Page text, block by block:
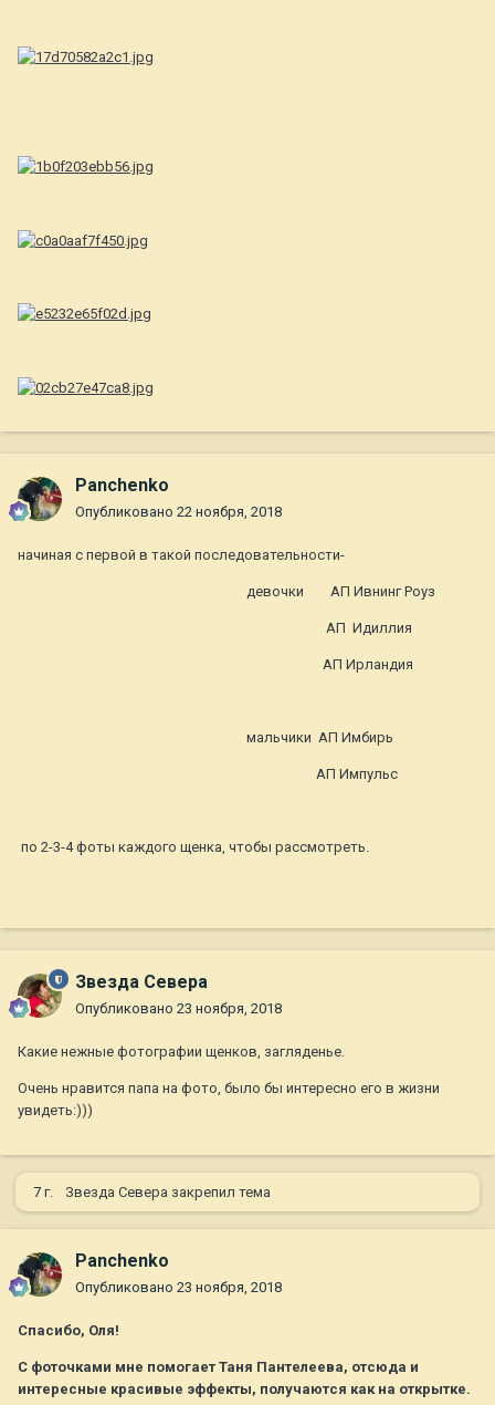
Panchenko
Опубликовано 22 ноября, 2018
начиная с первой в такой последовательности-
девочки АП Ивнинг Роуз
АП Идиллия
АП Ирландия
мальчики АП Имбирь
АП Импульс
по 2-3-4 фоты каждого щенка, чтобы рассмотреть.
Звезда Севера
Опубликовано 23 ноября, 2018
Какие нежные фотографии щенков, загляденье.
Очень нравится папа на фото, было бы интересно его в жизни
увидеть:)))
7 г. Звезда Севера закрепил тема
Panchenko
Опубликовано 23 ноября, 2018
Спасибо, Оля!
С фоточками мне помогает Таня Пантелеева, отсюда и
интересные красивые эффекты, получаются как на открытке.